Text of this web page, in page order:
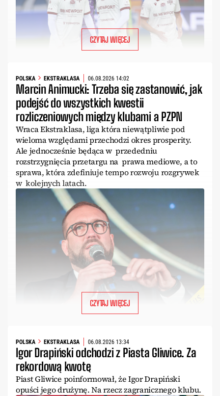
CZYTAJ WIĘCEJ
POLSKA EKSTRAKLASA 06.08.2026 14:02
Marcin Animucki: Trzeba się zastanowić, jak
podejść do wszystkich kwestii
rozliczeniowych między klubami a PZPN
Wraca Ekstraklasa, liga która niewątpliwie pod
wieloma względami przechodzi okres prosperity.
Ale jednocześnie będąca w przededniu
rozstrzygnięcia przetargu na prawa mediowe, a to
sprawa, która zdefiniuje tempo rozwoju rozgrywek
w kolejnych latach.
CZYTAJ WIĘCEJ
POLSKA EKSTRAKLASA 06.08.2026 13:34
Igor Drapiński odchodzi z Piasta Gliwice. Za
rekordową kwotę
Piast Gliwice poinformował, że Igor Drapiński
opuści jego drużynę. Na rzecz zagranicznego klubu.